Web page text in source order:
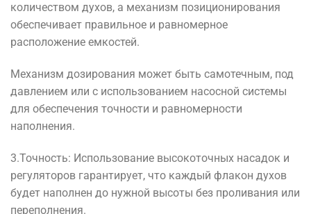
количеством духов, а механизм позиционирования
обеспечивает правильное и равномерное
расположение емкостей.
Механизм дозирования может быть самотечным, под
давлением или с использованием насосной системы
для обеспечения точности и равномерности
наполнения.
3.Точность: Использование высокоточных насадок и
регуляторов гарантирует, что каждый флакон духов
будет наполнен до нужной высоты без проливания или
переполнения.